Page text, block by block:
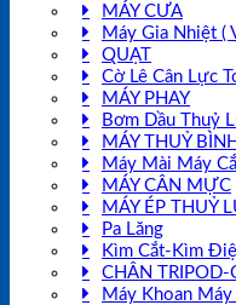
MÁY CƯA
Máy Gia Nhiệt (
QUẠT
Cờ Lê Cân Lực
MÁY PHAY
Bơm Dầu Thuỷ
MÁY THUỶ
Máy Mài Máy
MÁY CÂN MỰC
MÁY ÉP THUỶ
Pa Lăng
Kìm Cắt-Kìm
CHÂN TRIPOD-
Máy Khoan